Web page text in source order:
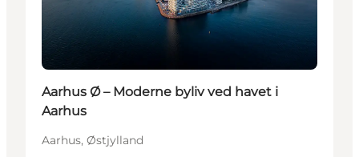
Aarhus Ø – Moderne byliv ved havet i
Aarhus
Aarhus, Østjylland